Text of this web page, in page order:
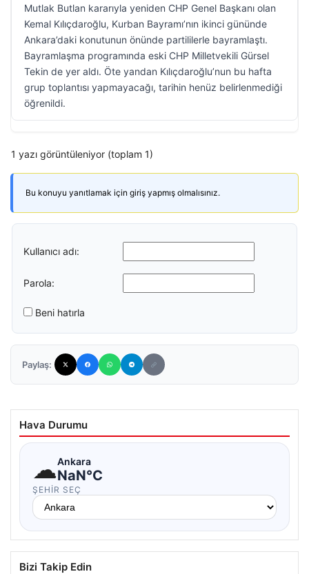
Mutlak Butlan kararıyla yeniden CHP Genel Başkanı olan
Kemal Kılıçdaroğlu, Kurban Bayramı’nın ikinci gününde
Ankara’daki konutunun önünde partililerle bayramlaştı.
Bayramlaşma programında eski CHP Milletvekili Gürsel
Tekin de yer aldı. Öte yandan Kılıçdaroğlu’nun bu hafta
grup toplantısı yapmayacağı, tarihin henüz belirlenmediği
öğrenildi.
1 yazı görüntüleniyor (toplam 1)
Bu konuyu yanıtlamak için giriş yapmış olmalısınız.
Kullanıcı adı:
Parola:
Beni hatırla
Paylaş:
Hava Durumu
☁Ankara
NaN°C
ŞEHIR SEÇ
Bizi Takip Edin